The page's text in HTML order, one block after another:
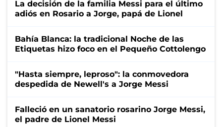
La decisión de la familia Messi para el último
adiós en Rosario a Jorge, papá de Lionel
Bahía Blanca: la tradicional Noche de las
Etiquetas hizo foco en el Pequeño Cottolengo
"Hasta siempre, leproso": la conmovedora
despedida de Newell's a Jorge Messi
Falleció en un sanatorio rosarino Jorge Messi,
el padre de Lionel Messi